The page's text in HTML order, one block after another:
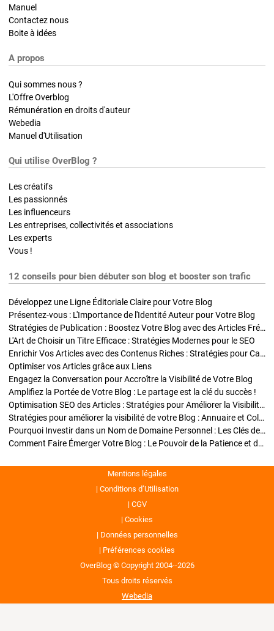
Manuel
Contactez nous
Boite à idées
A propos
Qui sommes nous ?
L'Offre Overblog
Rémunération en droits d'auteur
Webedia
Manuel d'Utilisation
Qui utilise OverBlog ?
Les créatifs
Les passionnés
Les influenceurs
Les entreprises, collectivités et associations
Les experts
Vous !
12 conseils pour bien débuter son blog et booster son trafic
Développez une Ligne Éditoriale Claire pour Votre Blog
Présentez-vous : L'Importance de l'Identité Auteur pour Votre Blog
Stratégies de Publication : Boostez Votre Blog avec des Articles Fréquents et Exclusifs
L'Art de Choisir un Titre Efficace : Stratégies Modernes pour le SEO
Enrichir Vos Articles avec des Contenus Riches : Stratégies pour Captiver et Optimiser
Optimiser vos Articles grâce aux Liens
Engagez la Conversation pour Accroître la Visibilité de Votre Blog
Amplifiez la Portée de Votre Blog : Le partage est la clé du succès !
Optimisation SEO des Articles : Stratégies pour Améliorer la Visibilité de Votre Blog
Stratégies pour améliorer la visibilité de votre Blog : Annuaire et Collaborations
Pourquoi Investir dans un Nom de Domaine Personnel : Les Clés de la Réussite de Votre Blog
Comment Faire Émerger Votre Blog : Le Pouvoir de la Patience et de la Persévérance
Mentions légales
Conditions d’Utilisation
CGV
Cookies
Données personnelles
Préférences cookies
OverBlog © Copyright 2004--2026
Tous droits réservés
Webedia